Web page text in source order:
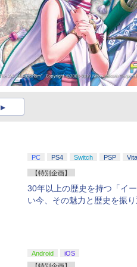
PC PS4 Switch PSP Vita
【特別企画】
30年以上の歴史を持つ「イ
い今、その魅力と歴史を振り
Android
iOS